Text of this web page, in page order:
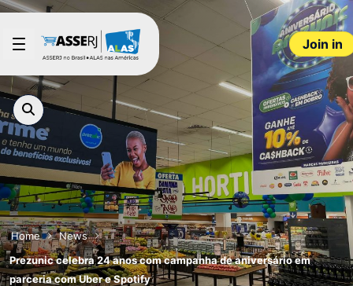
Skip to Main Content
Join in
Home
News
Prezunic celebra 24 anos com campanha de aniversário em
parceria com Uber e Spotify